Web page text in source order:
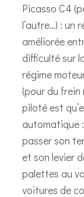
Picasso C4
l’autre…) : un
améliorée
difficulté sur
régime
(pour du frein
piloté est
automatique
passer son
et son levier
palettes au
voitures de